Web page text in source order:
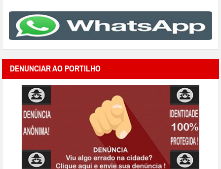
DENUNCIAR AO PORTILHO